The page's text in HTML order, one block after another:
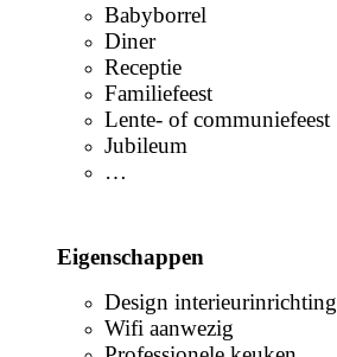
Babyborrel
Diner
Receptie
Familiefeest
Lente- of communiefeest
Jubileum
…
Eigenschappen
Design interieurinrichting
Wifi aanwezig